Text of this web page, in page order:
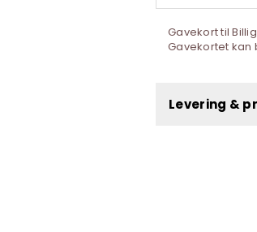
Gavekort til
Gavekortet kan
Levering &